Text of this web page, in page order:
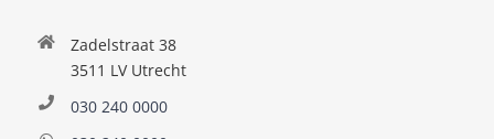
Zadelstraat 38
3511 LV Utrecht
030 240 0000